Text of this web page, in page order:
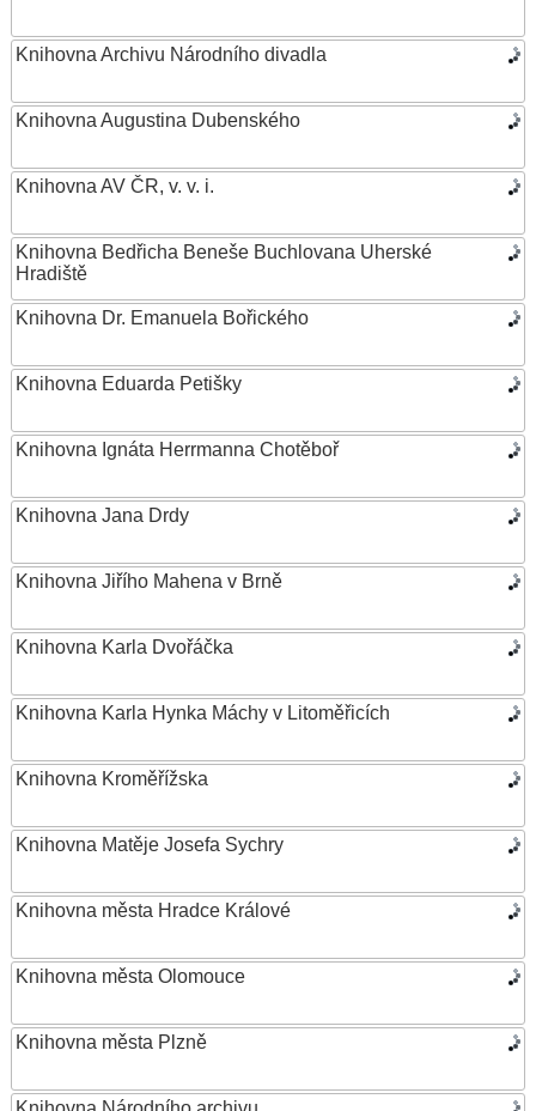
Knihovna Archivu Národního divadla
Knihovna Augustina Dubenského
Knihovna AV ČR, v. v. i.
Knihovna Bedřicha Beneše Buchlovana Uherské
Hradiště
Knihovna Dr. Emanuela Bořického
Knihovna Eduarda Petišky
Knihovna Ignáta Herrmanna Chotěboř
Knihovna Jana Drdy
Knihovna Jiřího Mahena v Brně
Knihovna Karla Dvořáčka
Knihovna Karla Hynka Máchy v Litoměřicích
Knihovna Kroměřížska
Knihovna Matěje Josefa Sychry
Knihovna města Hradce Králové
Knihovna města Olomouce
Knihovna města Plzně